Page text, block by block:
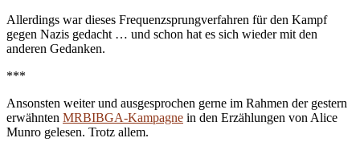
Allerdings war dieses Frequenzsprungverfahren für den Kampf
gegen Nazis gedacht … und schon hat es sich wieder mit den
anderen Gedanken.
***
Ansonsten weiter und ausgesprochen gerne im Rahmen der gestern
erwähnten MRBIBGA-Kampagne in den Erzählungen von Alice
Munro gelesen. Trotz allem.